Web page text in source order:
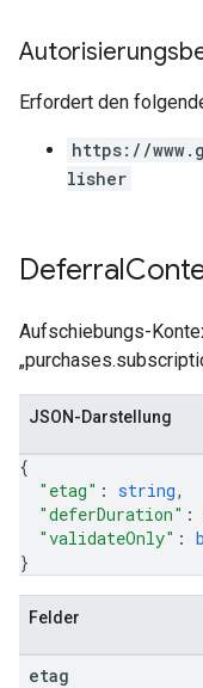
Erfordert den
https://
lisher
Deferral
Aufschiebungs-
JSON-Darstellung
{
"etag" : string,
"deferDuration" :
"validateOnly" :
}
Felder
etag